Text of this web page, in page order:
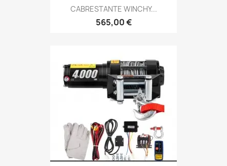
CABRESTANTE WINCHY...
565,00 €